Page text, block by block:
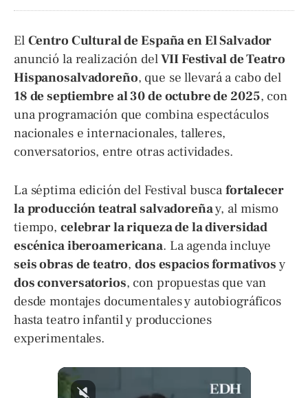
El Centro Cultural de España en El Salvador
anunció la realización delVII Festival de Teatro
Hispanosalvadoreño, que se llevará a cabo del
18 de septiembre al 30 de octubre de 2025, con
una programación que combina espectáculos
nacionales e internacionales, talleres,
conversatorios, entre otras actividades.
La séptima edición del Festival busca fortalecer
la producción teatral salvadoreñay, al mismo
tiempo, celebrar la riqueza de la diversidad
escénica iberoamericana. La agenda incluye
seis obras de teatro,dos espacios formativos y
dos conversatorios, con propuestas que van
desde montajes documentales y autobiográficos
hasta teatro infantil y producciones
experimentales.